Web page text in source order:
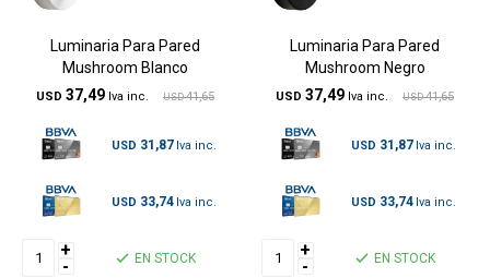
Luminaria Para Pared
Mushroom Blanco
USD 37,49 USD 41,65
USD 31,87
USD 33,74
+
- EN STOCK
Luminaria Para Pared
Mushroom Negro
USD 37,49 USD 41,65
USD 31,87
USD 33,74
+
- EN STOCK